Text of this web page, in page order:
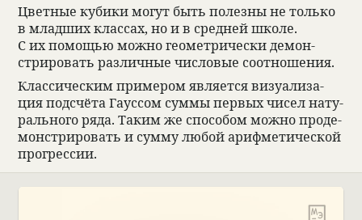
Цвет­ные кубики могут быть полезны не только
в млад­ших клас­сах, но и в сред­ней школе.
С их помощью можно геомет­ри­че­ски демон­
стри­ро­вать раз­лич­ные чис­ло­вые соот­ноше­ния.
Клас­си­че­ским при­ме­ром явля­ется визу­а­ли­за­
ция под­счёта Гаус­сом суммы пер­вых чисел нату­
раль­ного ряда. Таким же спо­со­бом можно про­де­
мон­стри­ро­вать и сумму любой арифме­ти­че­ской
прогрес­сии.